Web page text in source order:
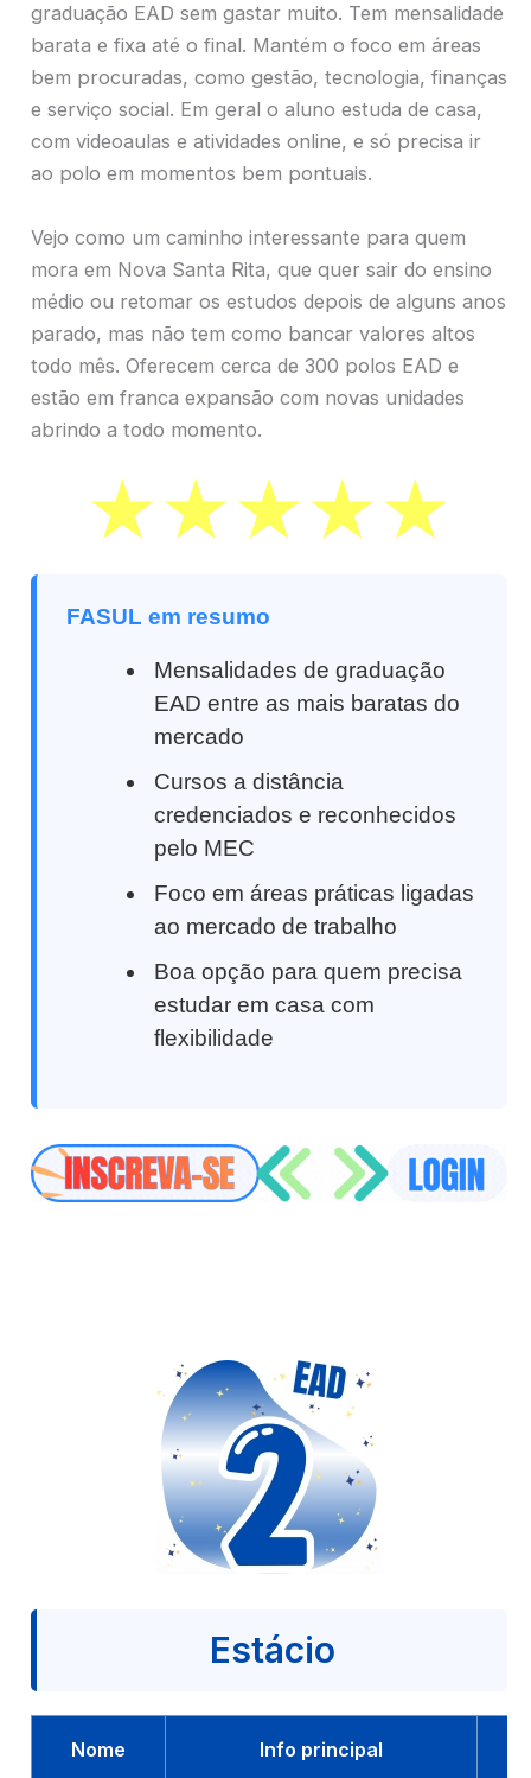
graduação EAD sem gastar muito. Tem mensalidade
barata e fixa até o final. Mantém o foco em áreas
bem procuradas, como gestão, tecnologia, finanças
e serviço social. Em geral o aluno estuda de casa,
com videoaulas e atividades online, e só precisa ir
ao polo em momentos bem pontuais.
Vejo como um caminho interessante para quem
mora em Nova Santa Rita, que quer sair do ensino
médio ou retomar os estudos depois de alguns anos
parado, mas não tem como bancar valores altos
todo mês. Oferecem cerca de 300 polos EAD e
estão em franca expansão com novas unidades
abrindo a todo momento.
FASUL em resumo
Mensalidades de graduação
EAD entre as mais baratas do
mercado
Cursos a distância
credenciados e reconhecidos
pelo MEC
Foco em áreas práticas ligadas
ao mercado de trabalho
Boa opção para quem precisa
estudar em casa com
flexibilidade
Estácio
Nome Info principal